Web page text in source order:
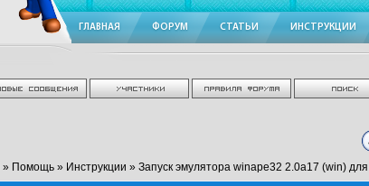
ГЛАВНАЯ ФОРУМ СТАТЬИ ИНСТРУКЦИИ
» Помощь» Инструкции » Запуск эмулятора winape32 2.0a17 (win)